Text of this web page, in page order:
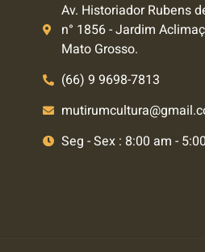
Av. Historiador Rubens
n° 1856 - Jardim
Mato Grosso.
(66) 9 9698-7813
Seg - Sex : 8:00 am -